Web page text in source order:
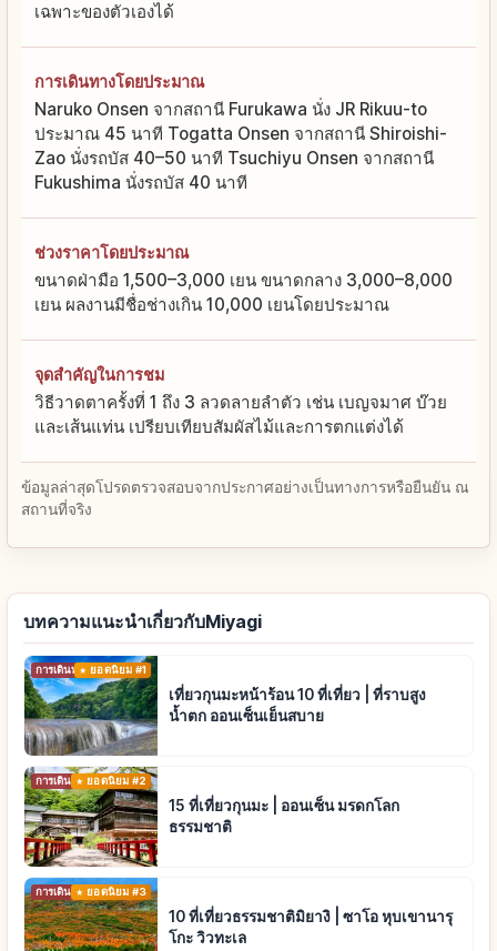
เฉพาะของตัวเองได้
การเดินทางโดยประมาณ
Naruko Onsen จากสถานี Furukawa นั่ง JR Rikuu-to
ประมาณ 45 นาที Togatta Onsen จากสถานี Shiroishi-
Zao นั่งรถบัส 40–50 นาที Tsuchiyu Onsen จากสถานี
Fukushima นั่งรถบัส 40 นาที
ช่วงราคาโดยประมาณ
ขนาดฝ่ามือ 1,500–3,000 เยน ขนาดกลาง 3,000–8,000
เยน ผลงานมีชื่อช่างเกิน 10,000 เยนโดยประมาณ
จุดสำคัญในการชม
วิธีวาดตาครั้งที่ 1 ถึง 3 ลวดลายลำตัว เช่น เบญจมาศ บ๊วย
และเส้นแท่น เปรียบเทียบสัมผัสไม้และการตกแต่งได้
ข้อมูลล่าสุดโปรดตรวจสอบจากประกาศอย่างเป็นทางการหรือยืนยัน ณ
สถานที่จริง
บทความแนะนำเกี่ยวกับMiyagi
การเดินทาง ยอดนิยม #1
เที่ยวกุนมะหน้าร้อน 10 ที่เที่ยว | ที่ราบสูง
น้ำตก ออนเซ็นเย็นสบาย
การเดินทางยอดนิยม #2
15 ที่เที่ยวกุนมะ | ออนเซ็น มรดกโลก
ธรรมชาติ
การเดินทางยอดนิยม #3
10 ที่เที่ยวธรรมชาติมิยางิ | ซาโอ หุบเขานารุ
โกะ วิวทะเล